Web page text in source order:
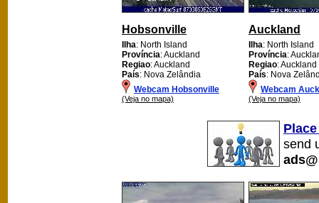
Hobsonville
Ilha: North Island
Província: Auckland
Regiao: Auckland
País: Nova Zelândia
Webcam Hobsonville
(Veja no mapa)
Auckland
Ilha: North Island
Província:
Regiao: Auckland
País: Nova
Webcam
(Veja no mapa)
send